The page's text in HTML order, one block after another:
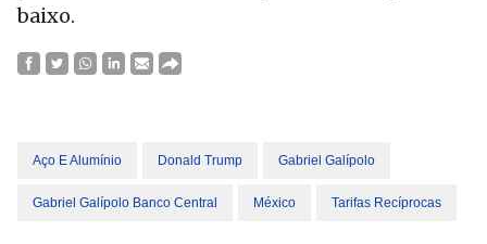
baixo.
Aço E Alumínio Donald Trump Gabriel Galípolo
Gabriel Galípolo Banco Central México Tarifas Recíprocas